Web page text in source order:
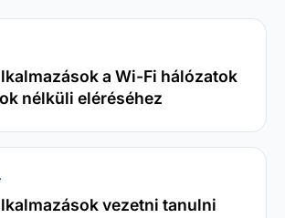
az alkalmazásokról!